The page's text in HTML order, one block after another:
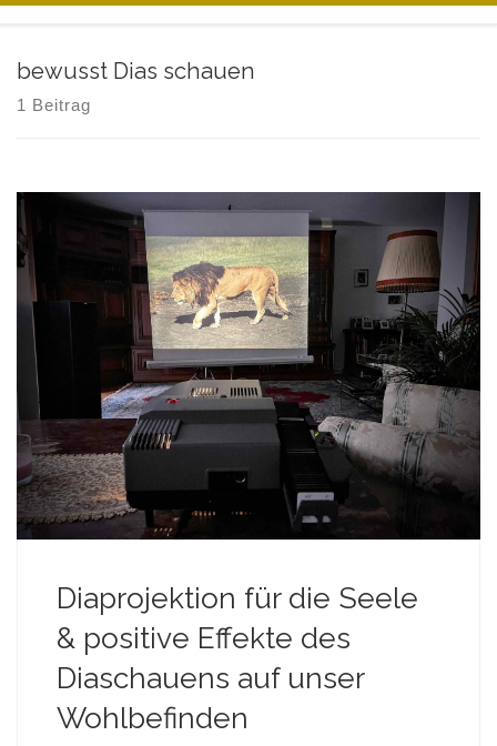
bewusst Dias schauen
1 Beitrag
Diaprojektion für die Seele
& positive Effekte des
Diaschauens auf unser
Wohlbefinden